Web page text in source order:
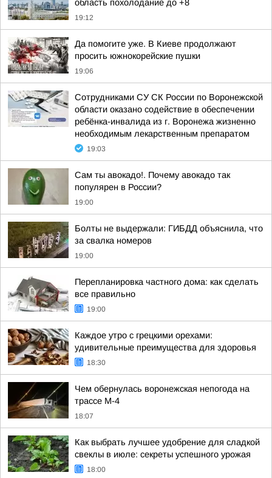
область похолодание до +8
19:12
Да помогите уже. В Киеве продолжают
просить южнокорейские пушки
19:06
Сотрудниками СУ СК России по Воронежской
области оказано содействие в обеспечении
ребёнка-инвалида из г. Воронежа жизненно
необходимым лекарственным препаратом
19:03
Сам ты авокадо!. Почему авокадо так
популярен в России?
19:00
Болты не выдержали: ГИБДД объяснила, что
за свалка номеров
19:00
Перепланировка частного дома: как сделать
все правильно
19:00
Каждое утро с грецкими орехами:
удивительные преимущества для здоровья
18:30
Чем обернулась воронежская непогода на
трассе М-4
18:07
Как выбрать лучшее удобрение для сладкой
свеклы в июле: секреты успешного урожая
18:00